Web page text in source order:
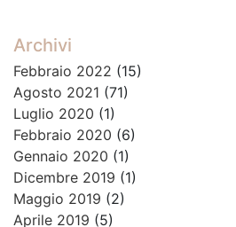
Archivi
Febbraio 2022 (15)
Agosto 2021 (71)
Luglio 2020 (1)
Febbraio 2020 (6)
Gennaio 2020 (1)
Dicembre 2019 (1)
Maggio 2019 (2)
Aprile 2019 (5)